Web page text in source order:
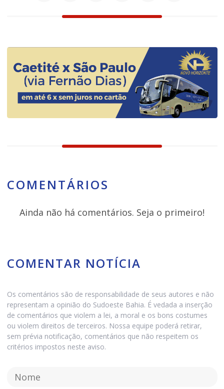
COMENTÁRIOS
Ainda não há comentários. Seja o primeiro!
COMENTAR NOTÍCIA
Os comentários são de responsabilidade de seus autores e não
representam a opinião do Sudoeste Bahia. É vedada a inserção
de comentários que violem a lei, a moral e os bons costumes
ou violem direitos de terceiros. Nossa equipe poderá retirar,
sem prévia notificação, comentários que não respeitem os
critérios impostos neste aviso.